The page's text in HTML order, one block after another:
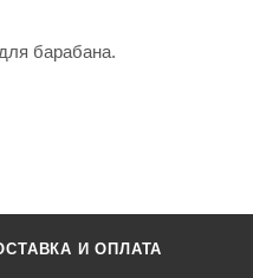
барабана.
И ОПЛАТА